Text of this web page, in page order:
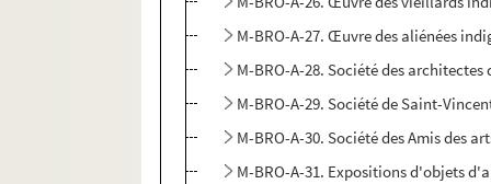
M-BRO-A-27. Œuvre des aliénées
M-BRO-A-28. Société des
M-BRO-A-29. Société de Saint-
M-BRO-A-30. Société des Amis des
M-BRO-A-31. Expositions d'objets